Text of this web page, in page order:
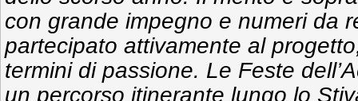
con grande impegno e numeri da
partecipato attivamente al
termini di passione. Le Feste
un percorso itinerante lungo lo